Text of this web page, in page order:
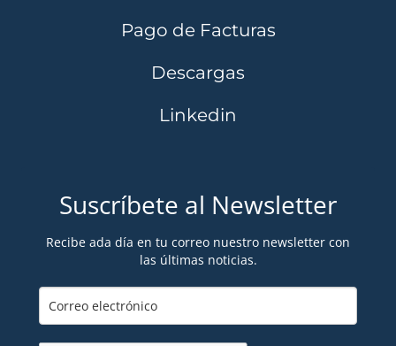
Pago de Facturas
Descargas
Linkedin
Suscríbete al Newsletter
Recibe ada día en tu correo nuestro newsletter con
las últimas noticias.